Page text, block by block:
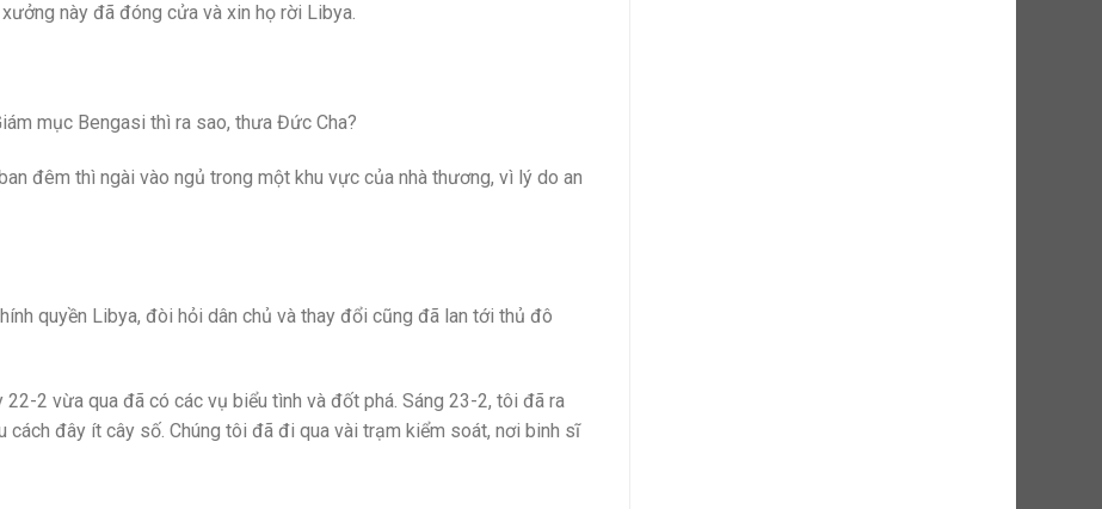
này đã đóng cửa và xin họ rời Libya.
mục Bengasi thì ra sao, thưa Đức Cha?
đêm thì ngài vào ngủ trong một khu vực của nhà thương, vì lý do an
quyền Libya, đòi hỏi dân chủ và thay đổi cũng đã lan tới thủ đô
22-2 vừa qua đã có các vụ biểu tình và đốt phá. Sáng 23-2, tôi đã ra
cách đây ít cây số. Chúng tôi đã đi qua vài trạm kiểm soát, nơi binh sĩ